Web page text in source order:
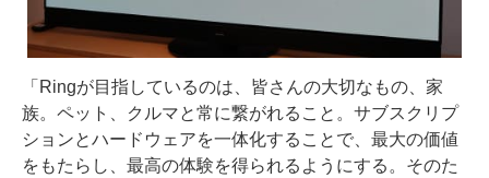
「Ringが目指しているのは、皆さんの大切なもの、家
族。ペット、クルマと常に繋がれること。サブスクリプ
ションとハードウェアを一体化することで、最大の価値
をもたらし、最高の体験を得られるようにする。そのた